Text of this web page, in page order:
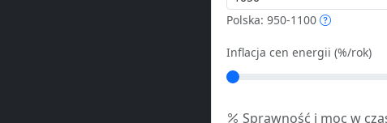
Polska: 950-1100
Inflacja cen energii (%/rok)
Sprawność i moc w